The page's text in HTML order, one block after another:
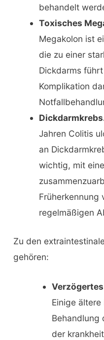
behandelt
Toxisches
Megakolon ist
die zu einer
Dickdarms
Komplikation
Jahren Colitis
an
wichtig, mit
Früherkennung
regelmäßigen
Zu den
gehören:
Einige
Behandlung
der